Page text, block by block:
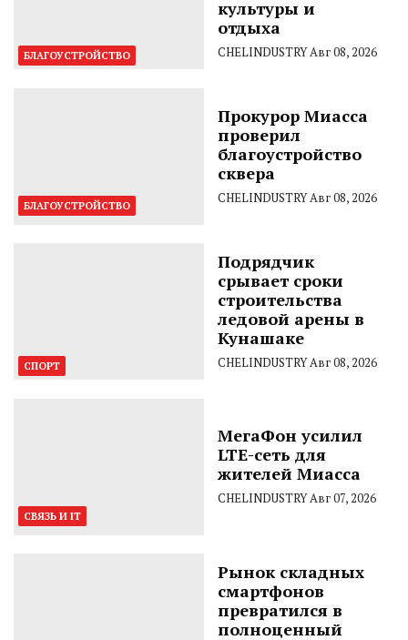
БЛАГОУСТРОЙСТВО
культуры и
отдыха
CHELINDUSTRYАвг 08, 2026
БЛАГОУСТРОЙСТВО
Прокурор Миасса
проверил
благоустройство
сквера
CHELINDUSTRYАвг 08, 2026
СПОРТ
Подрядчик
срывает сроки
строительства
ледовой арены в
Кунашаке
CHELINDUSTRYАвг 08, 2026
СВЯЗЬ И IT
МегаФон усилил
LTE-сеть для
жителей Миасса
CHELINDUSTRYАвг 07, 2026
Рынок складных
смартфонов
превратился в
полноценный